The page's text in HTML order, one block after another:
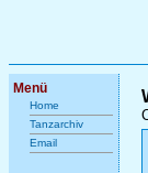
Menü
Home
Tanzarchiv
Email